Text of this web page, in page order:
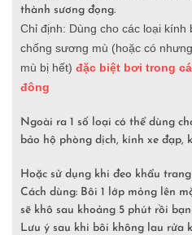
thành sương đọng.
Chỉ định: Dùng cho các loại kính
chống sương mù (hoặc có
mù bị hết) đặc biệt bơi trong
đông
Ngoài ra 1 số loại có thể dùng
bảo hộ phòng dịch, kính xe đạp,
Hoặc sử dụng khi đeo khẩu
Cách dùng: Bôi 1 lớp mỏng lên
sẽ khô sau khoảng 5 phút rồi
Lưu ý sau khi bôi không lau rửa